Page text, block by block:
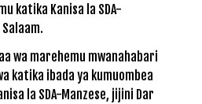
wa marehemu mwanahabari
katika ibada ya kumuombea
la SDA-Manzese, jijini Dar